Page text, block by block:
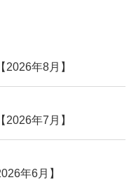
年8月】
年7月】
年6月】